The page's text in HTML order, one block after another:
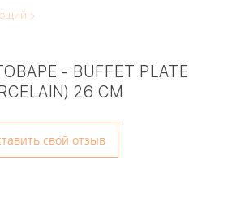
- BUFFET PLATE
26 CM
свой отзыв